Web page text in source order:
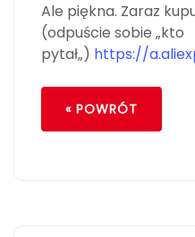
Ale piękna. Zaraz
(odpuście sobie „kto
pytał„) https://
« POWRÓT